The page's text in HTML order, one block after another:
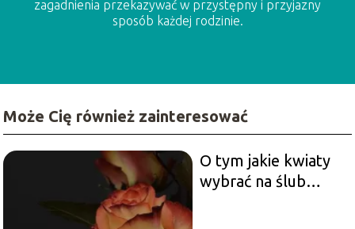
zagadnienia przekazywać w przystępny i przyjazny
sposób każdej rodzinie.
Może Cię również zainteresować
O tym jakie kwiaty
wybrać na ślub